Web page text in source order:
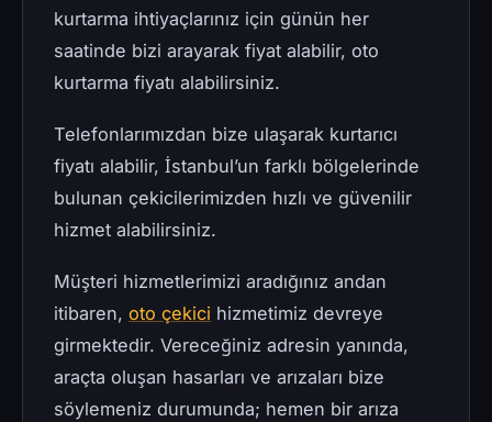
kurtarma ihtiyaçlarınız için günün her
saatinde bizi arayarak fiyat alabilir, oto
kurtarma fiyatı alabilirsiniz.
Telefonlarımızdan bize ulaşarak kurtarıcı
fiyatı alabilir, İstanbul’un farklı bölgelerinde
bulunan çekicilerimizden hızlı ve güvenilir
hizmet alabilirsiniz.
Müşteri hizmetlerimizi aradığınız andan
itibaren, oto çekici hizmetimiz devreye
girmektedir. Vereceğiniz adresin yanında,
araçta oluşan hasarları ve arızaları bize
söylemeniz durumunda; hemen bir arıza